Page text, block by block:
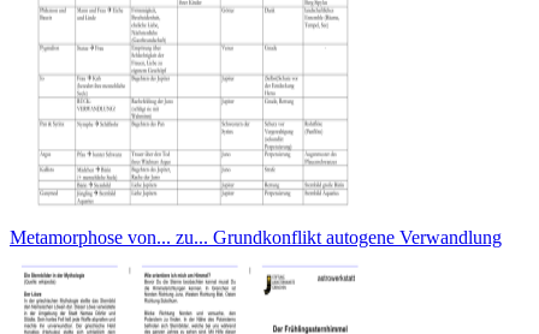
Metamorphose von... zu... Grundkonflikt autogene Verwandlung